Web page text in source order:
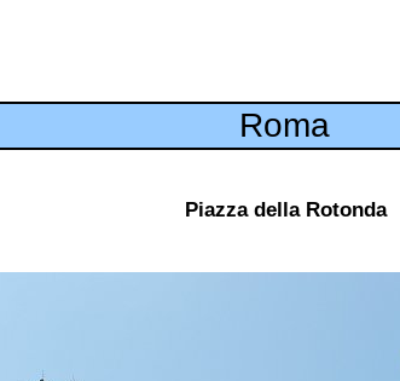
Roma
Piazza della Rotonda